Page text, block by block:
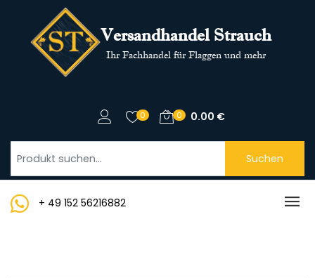
Versandhandel Strauch
Ihr Fachhandel für Flaggen und mehr
0 0 0.00 €
Suchen
+ 49 152 56216882